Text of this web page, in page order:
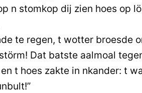
n stomkop dij zien hoes op
te regen, t wotter broesde
Dat batste aalmoal
t hoes zakte in nkander: t